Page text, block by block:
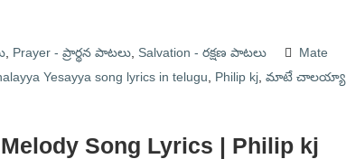
Prayer - ప్రార్థన పాటలు Salvation - రక్షణ పాటలు
Mate
Yesayya song lyrics in telugu Philip kj మాటే చాలయ్యా
Song Lyrics | Philip kj